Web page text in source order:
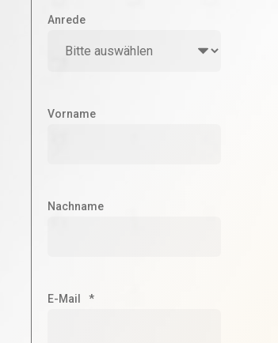
Anrede
Vorname
Nachname
E-Mail *